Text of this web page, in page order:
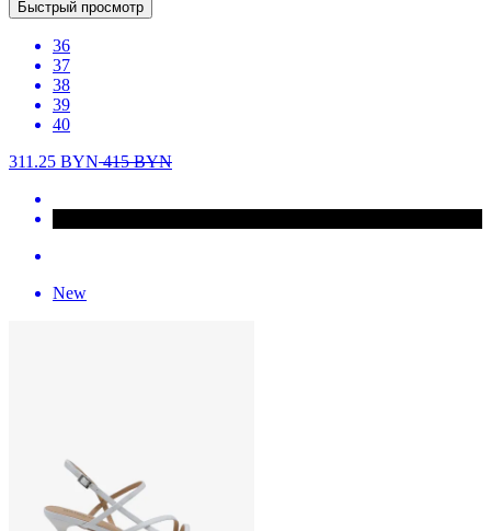
Быстрый просмотр
36
37
38
39
40
311.25 BYN415BYN
New